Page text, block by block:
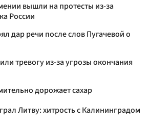
вышли на протесты из-за
России
дар речи после слов Пугачевой о
тревогу из-за угрозы окончания
дорожает сахар
Литву: хитрость с Калининградом